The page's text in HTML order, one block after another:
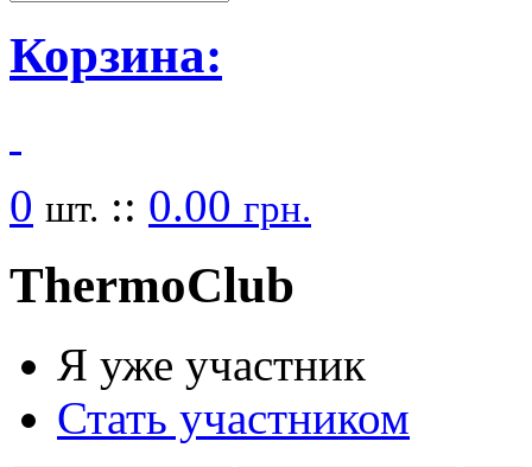
Корзина:
0 шт. :: 0.00 грн.
ThermoClub
Я уже участник
Стать участником